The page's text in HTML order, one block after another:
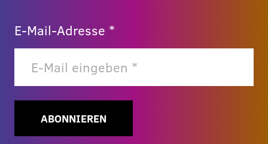
E-Mail-Adresse *
ABONNIEREN